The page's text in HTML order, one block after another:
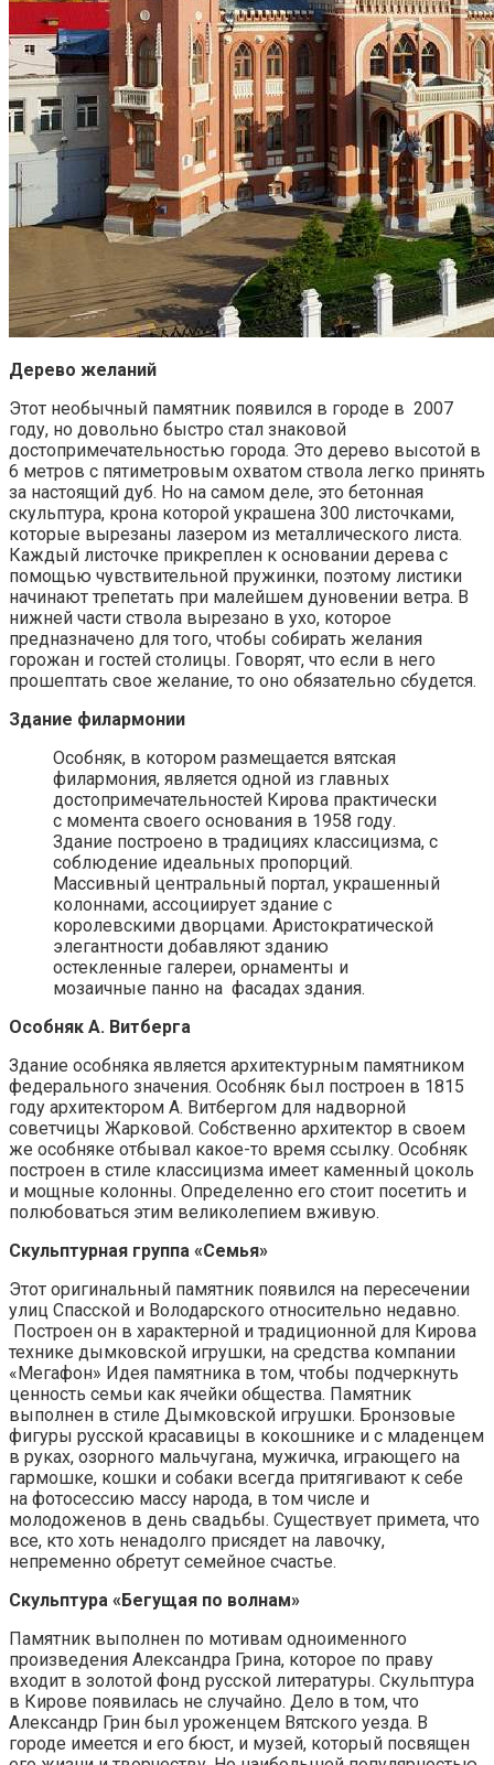
Дерево желаний
Этот необычный памятник появился в городе в 2007
году, но довольно быстро стал знаковой
достопримечательностью города. Это дерево высотой в
6 метров с пятиметровым охватом ствола легко принять
за настоящий дуб. Но на самом деле, это бетонная
скульптура, крона которой украшена 300 листочками,
которые вырезаны лазером из металлического листа.
Каждый листочке прикреплен к основании дерева с
помощью чувствительной пружинки, поэтому листики
начинают трепетать при малейшем дуновении ветра. В
нижней части ствола вырезано в ухо, которое
предназначено для того, чтобы собирать желания
горожан и гостей столицы. Говорят, что если в него
прошептать свое желание, то оно обязательно сбудется.
Здание филармонии
Особняк, в котором размещается вятская
филармония, является одной из главных
достопримечательностей Кирова практически
с момента своего основания в 1958 году.
Здание построено в традициях классицизма, с
соблюдение идеальных пропорций.
Массивный центральный портал, украшенный
колоннами, ассоциирует здание с
королевскими дворцами. Аристократической
элегантности добавляют зданию
остекленные галереи, орнаменты и
мозаичные панно на фасадах здания.
Особняк А. Витберга
Здание особняка является архитектурным памятником
федерального значения. Особняк был построен в 1815
году архитектором А. Витбергом для надворной
советчицы Жарковой. Собственно архитектор в своем
же особняке отбывал какое-то время ссылку. Особняк
построен в стиле классицизма имеет каменный цоколь
и мощные колонны. Определенно его стоит посетить и
полюбоваться этим великолепием вживую.
Скульптурная группа «Семья»
Этот оригинальный памятник появился на пересечении
улиц Спасской и Володарского относительно недавно.
Построен он в характерной и традиционной для Кирова
технике дымковской игрушки, на средства компании
«Мегафон» Идея памятника в том, чтобы подчеркнуть
ценность семьи как ячейки общества. Памятник
выполнен в стиле Дымковской игрушки. Бронзовые
фигуры русской красавицы в кокошнике и с младенцем
в руках, озорного мальчугана, мужичка, играющего на
гармошке, кошки и собаки всегда притягивают к себе
на фотосессию массу народа, в том числе и
молодоженов в день свадьбы. Существует примета, что
все, кто хоть ненадолго присядет на лавочку,
непременно обретут семейное счастье.
Скульптура «Бегущая по волнам»
Памятник выполнен по мотивам одноименного
произведения Александра Грина, которое по праву
входит в золотой фонд русской литературы. Скульптура
в Кирове появилась не случайно. Дело в том, что
Александр Грин был уроженцем Вятского уезда. В
городе имеется и его бюст, и музей, который посвящен